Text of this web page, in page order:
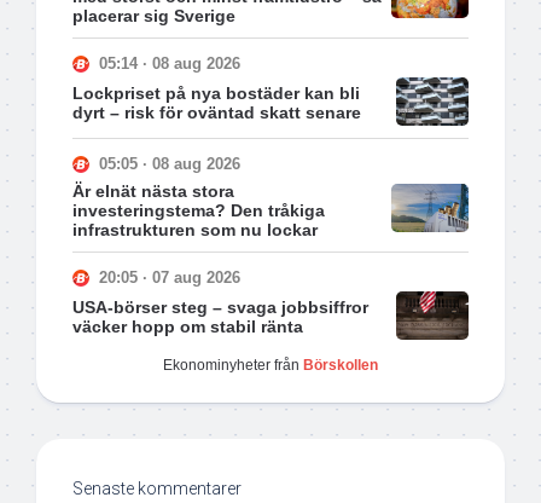
placerar sig Sverige
05:14 · 08 aug 2026
Lockpriset på nya bostäder kan bli
dyrt – risk för oväntad skatt senare
05:05 · 08 aug 2026
Är elnät nästa stora
investeringstema? Den tråkiga
infrastrukturen som nu lockar
20:05 · 07 aug 2026
USA-börser steg – svaga jobbsiffror
väcker hopp om stabil ränta
Ekonominyheter från Börskollen
Senaste kommentarer